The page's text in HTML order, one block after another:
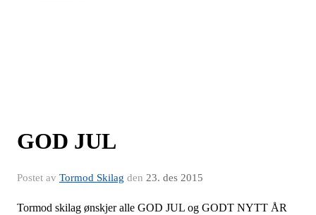
GOD JUL
Postet av Tormod Skilag den 23. des 2015
Tormod skilag ønskjer alle GOD JUL og GODT NYTT ÅR